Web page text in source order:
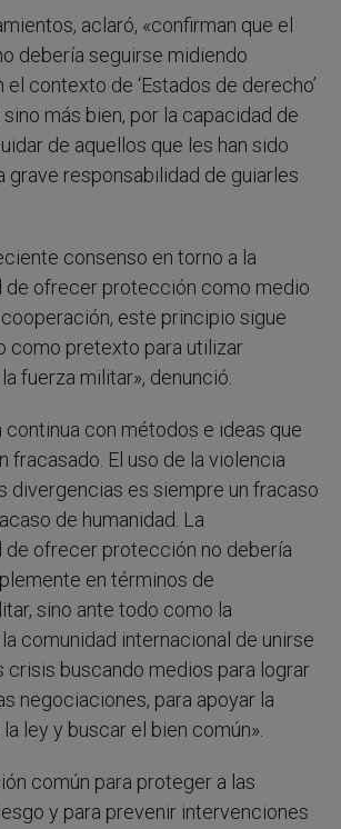
aclaró, «confirman que el
debería seguirse midiendo
contexto de ‘Estados de derecho’
sino más bien, por la capacidad de
de aquellos que les han sido
grave responsabilidad de guiarles
consenso en torno a la
de ofrecer protección como medio
este principio sigue
como pretexto para utilizar
fuerza militar», denunció.
continua con métodos e ideas que
fracasado. El uso de la violencia
divergencias es siempre un fracaso
de humanidad. La
de ofrecer protección no debería
en términos de
sino ante todo como la
comunidad internacional de unirse
crisis buscando medios para lograr
negociaciones, para apoyar la
ley y buscar el bien común».
común para proteger a las
y para prevenir intervenciones